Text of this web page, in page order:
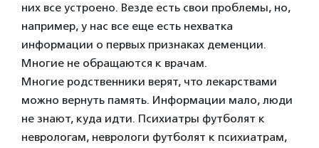
них все устроено. Везде есть свои проблемы, но,
например, у нас все еще есть нехватка
информации о первых признаках деменции.
Многие не обращаются к врачам.
Многие родственники верят, что лекарствами
можно вернуть память. Информации мало, люди
не знают, куда идти. Психиатры футболят к
неврологам, неврологи футболят к психиатрам,